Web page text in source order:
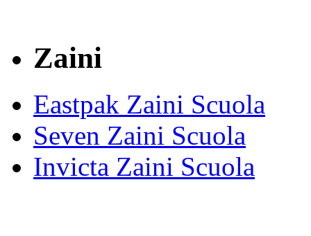
Zaini
Eastpak Zaini Scuola
Seven Zaini Scuola
Invicta Zaini Scuola